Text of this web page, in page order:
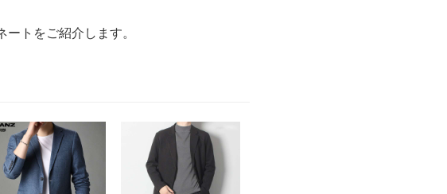
トをご紹介します。